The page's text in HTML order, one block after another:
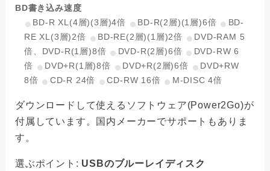
BD書き込み速度
BD-R XL(4層)(3層)4倍
BD-R(2層)(1層)6倍
BD-
RE XL(3層)2倍
BD-RE(2層)(1層)2倍
DVD-RAM 5
倍、DVD-R(1層)8倍
DVD-R(2層)6倍
DVD-RW 6
倍
DVD+R(1層)8倍 DVD+R(2層)6倍
DVD+RW
8倍
CD-R 24倍 CD-RW 16倍 M-DISC 4倍
ダウンロードして使えるソフトウェア(Power2Go)が
付属しています。国内メーカーでサポートもありま
す。
選ぶポイント: USBのブルーレイディスク